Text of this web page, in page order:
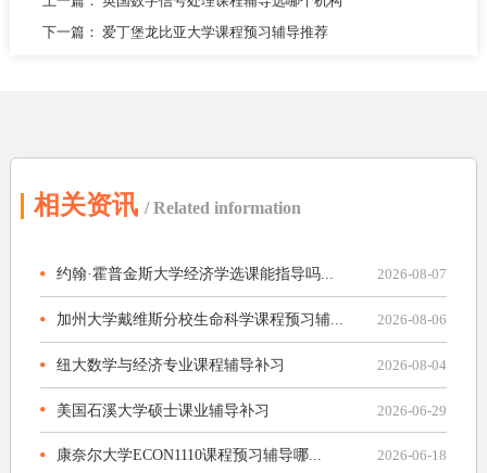
下一篇： 爱丁堡龙比亚大学课程预习辅导推荐
相关资讯 / Related information
约翰·霍普金斯大学经济学选课能指导吗... 2026-08-07
加州大学戴维斯分校生命科学课程预习辅... 2026-08-06
纽大数学与经济专业课程辅导补习 2026-08-04
美国石溪大学硕士课业辅导补习 2026-06-29
康奈尔大学ECON1110课程预习辅导哪... 2026-06-18